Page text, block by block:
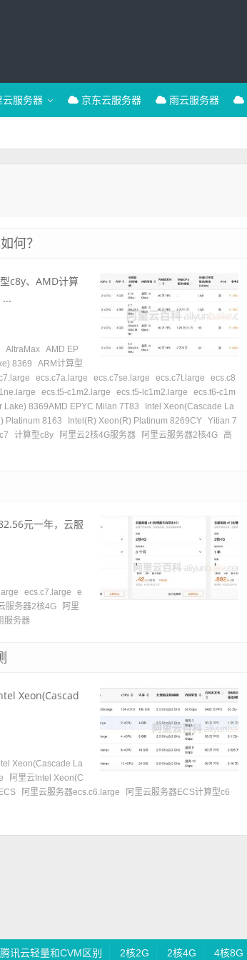
云服务器 京东云服务器 雨云服务器
何？
c8y、AMD计算
...
AltraMax AMD EP
8369
ARM计算型
ecs.c7a.large ecs.c7se.large ecs.c7t.large
ecs.c8
ecs.t5-c1m2.large ecs.t5-lc1m2.large
ecs.t6-c1m
Lake) 8369AMD EPYC Milan 7T83
Intel Xeon(Cascade La
Platinum 8163 Intel(R) Xeon(R) Platinum 8269CY Yitian 7
计算型c8y 阿里云2核4G服务器 阿里云服务器2核4G
高
元一年，云服
ecs.c7.large
e
服务器2核4G
阿里
服务器
Xeon(Cascad
Xeon(Cascade La
阿里云Intel Xeon(C
阿里云服务器ecs.c6.large
阿里云服务器ECS计算型c6
腾讯云轻量和CVM区别 2核2G 2核4G 4核8G